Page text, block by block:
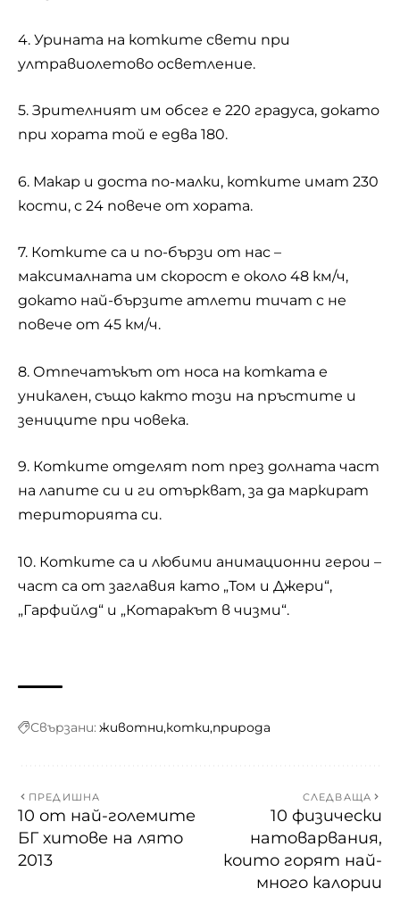
4. Урината на котките свети при
ултравиолетово осветление.
5. Зрителният им обсег е 220 градуса, докато
при хората той е едва 180.
6. Макар и доста по-малки, котките имат 230
кости, с 24 повече от хората.
7. Котките са и по-бързи от нас –
максималната им скорост е около 48 км/ч,
докато най-бързите атлети тичат с не
повече от 45 км/ч.
8. Отпечатъкът от носа на котката е
уникален, също както този на пръстите и
зениците при човека.
9. Котките отделят пот през долната част
на лапите си и ги отъркват, за да маркират
територията си.
10. Котките са и любими анимационни герои –
част са от заглавия като „Том и Джери“,
„Гарфийлд“ и „Котаракът в чизми“.
Свързани: животни котки природа
ПРЕДИШНА
10 от най-големите
БГ хитове на лято
2013
СЛЕДВАЩА
10 физически
натоварвания,
които горят най-
много калории